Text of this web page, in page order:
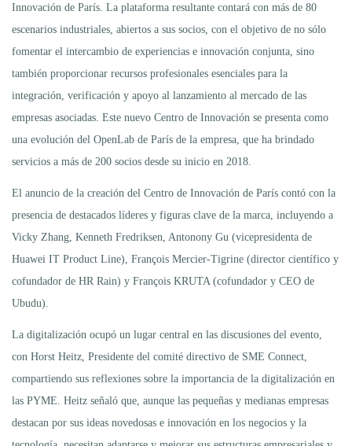
Innovación de París. La plataforma resultante contará con más de 80
escenarios industriales, abiertos a sus socios, con el objetivo de no sólo
fomentar el intercambio de experiencias e innovación conjunta, sino
también proporcionar recursos profesionales esenciales para la
integración, verificación y apoyo al lanzamiento al mercado de las
empresas asociadas. Este nuevo Centro de Innovación se presenta como
una evolución del OpenLab de París de la empresa, que ha brindado
servicios a más de 200 socios desde su inicio en 2018.
El anuncio de la creación del Centro de Innovación de París contó con la
presencia de destacados líderes y figuras clave de la marca, incluyendo a
Vicky Zhang, Kenneth Fredriksen, Antonony Gu (vicepresidenta de
Huawei IT Product Line), François Mercier-Tigrine (director científico y
cofundador de HR Rain) y François KRUTA (cofundador y CEO de
Ubudu).
La digitalización ocupó un lugar central en las discusiones del evento,
con Horst Heitz, Presidente del comité directivo de SME Connect,
compartiendo sus reflexiones sobre la importancia de la digitalización en
las PYME. Heitz señaló que, aunque las pequeñas y medianas empresas
destacan por sus ideas novedosas e innovación en los negocios y la